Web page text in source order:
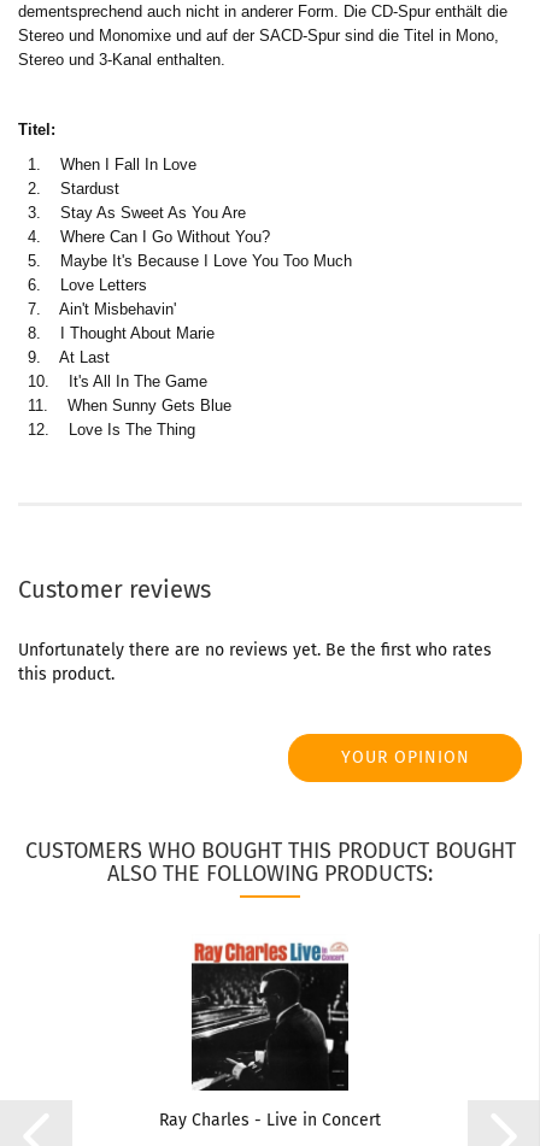
dementsprechend auch nicht in anderer Form. Die CD-Spur enthält die
Stereo und Monomixe und auf der SACD-Spur sind die Titel in Mono,
Stereo und 3-Kanal enthalten.
Titel:
1. When I Fall In Love
2. Stardust
3. Stay As Sweet As You Are
4. Where Can I Go Without You?
5. Maybe It's Because I Love You Too Much
6. Love Letters
7. Ain't Misbehavin'
8. I Thought About Marie
9. At Last
10. It's All In The Game
11. When Sunny Gets Blue
12. Love Is The Thing
Customer reviews
Unfortunately there are no reviews yet. Be the first who rates
this product.
YOUR OPINION
CUSTOMERS WHO BOUGHT THIS PRODUCT BOUGHT
ALSO THE FOLLOWING PRODUCTS:
Ray Charles - Live in Concert